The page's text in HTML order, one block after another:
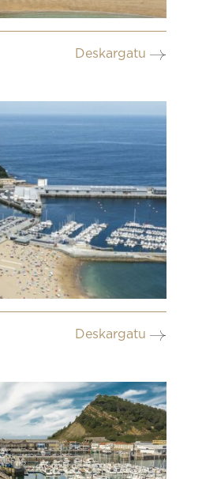
Deskargatu
Deskargatu